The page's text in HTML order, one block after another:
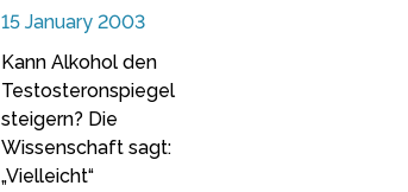
15 January 2003
Kann Alkohol den
Testosteronspiegel
steigern? Die
Wissenschaft sagt:
„Vielleicht“